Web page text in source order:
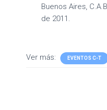
Buenos Aires,
de 2011.
Ver más: EVENTOS C-T